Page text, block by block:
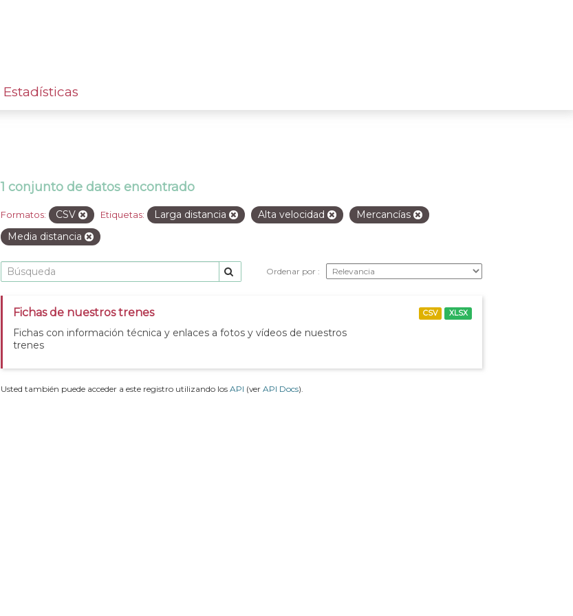
Estadísticas
1 conjunto de datos encontrado
Formatos: CSV Etiquetas: Larga distancia Alta velocidad
Mercancías
Media distancia
Ordenar por
Fichas de nuestros trenes
Fichas con información técnica y enlaces a fotos y vídeos de nuestros
trenes
CSV XLSX
Usted también puede acceder a este registro utilizando los API (ver API Docs).